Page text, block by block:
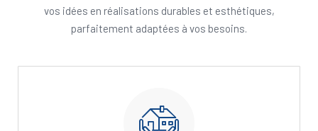
vos idées en réalisations durables et esthétiques,
parfaitement adaptées à vos besoins.